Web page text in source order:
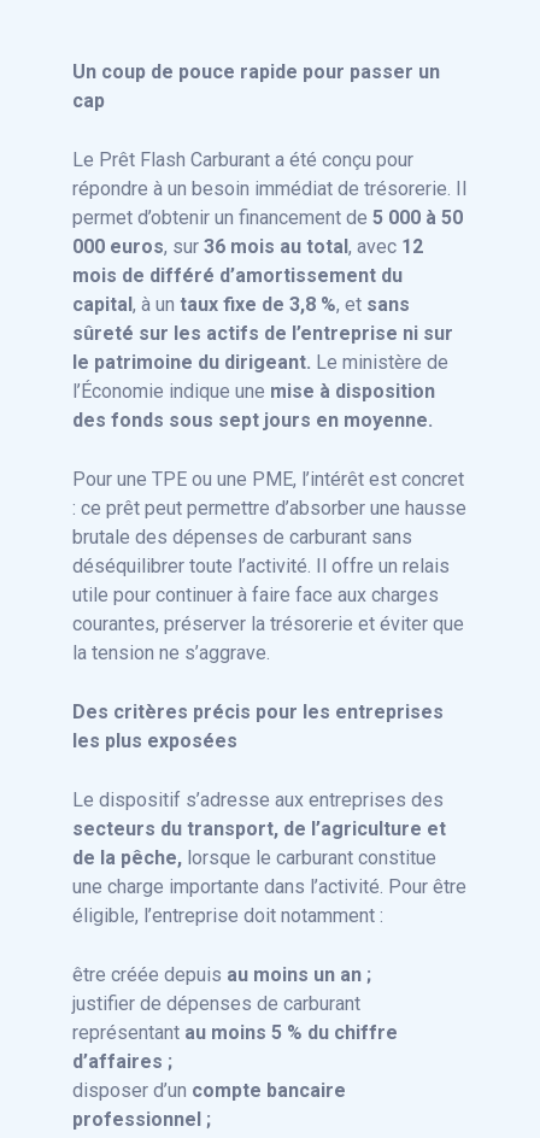
Un coup de pouce rapide pour passer un
cap
Le Prêt Flash Carburant a été conçu pour
répondre à un besoin immédiat de trésorerie. Il
permet d’obtenir un financement de 5 000 à 50
000 euros, sur 36 mois au total, avec 12
mois de différé d’amortissement du
capital, à un taux fixe de 3,8 %, et sans
sûreté sur les actifs de l’entreprise ni sur
le patrimoine du dirigeant. Le ministère de
l’Économie indique une mise à disposition
des fonds sous sept jours en moyenne.
Pour une TPE ou une PME, l’intérêt est concret
: ce prêt peut permettre d’absorber une hausse
brutale des dépenses de carburant sans
déséquilibrer toute l’activité. Il offre un relais
utile pour continuer à faire face aux charges
courantes, préserver la trésorerie et éviter que
la tension ne s’aggrave.
Des critères précis pour les entreprises
les plus exposées
Le dispositif s’adresse aux entreprises des
secteurs du transport, de l’agriculture et
de la pêche, lorsque le carburant constitue
une charge importante dans l’activité. Pour être
éligible, l’entreprise doit notamment :
être créée depuis au moins un an ;
justifier de dépenses de carburant
représentant au moins 5 % du chiffre
d’affaires ;
disposer d’un compte bancaire
professionnel ;